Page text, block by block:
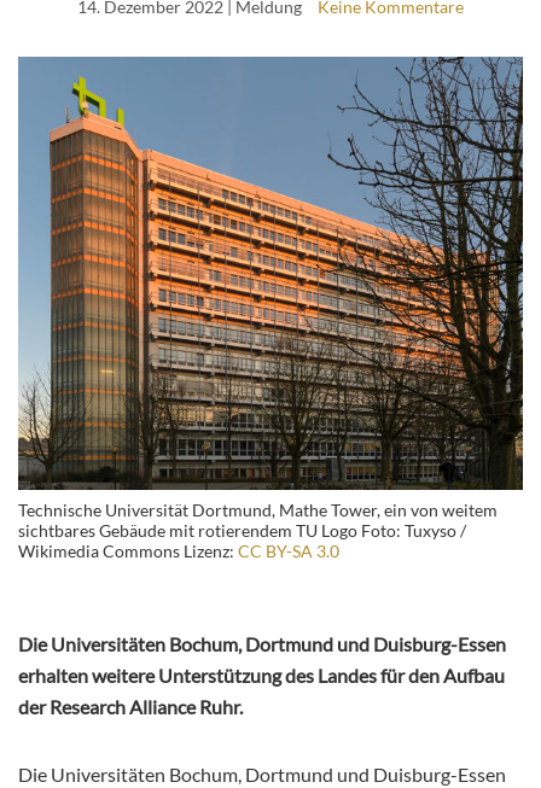
14. Dezember 2022 | Meldung Keine Kommentare
Technische Universität Dortmund, Mathe Tower, ein von weitem
sichtbares Gebäude mit rotierendem TU Logo Foto: Tuxyso /
Wikimedia Commons Lizenz: CC BY-SA 3.0
Die Universitäten Bochum, Dortmund und Duisburg-Essen
erhalten weitere Unterstützung des Landes für den Aufbau
der Research Alliance Ruhr.
Die Universitäten Bochum, Dortmund und Duisburg-Essen